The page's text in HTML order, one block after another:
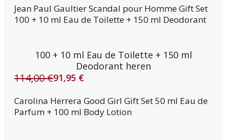
was:
87,00 €.
is:
56,95 €.
Jean Paul Gaultier Scandal pour Homme Gift Set
100 + 10 ml Eau de Toilette + 150 ml Deodorant
100 + 10 ml Eau de Toilette + 150 ml
Deodorant heren
114,00€
Oorspronkelijke
was:
114,00 €.
91,95 €
Huidige
is:
91,95 €.
Carolina Herrera Good Girl Gift Set 50 ml Eau de
Parfum + 100 ml Body Lotion